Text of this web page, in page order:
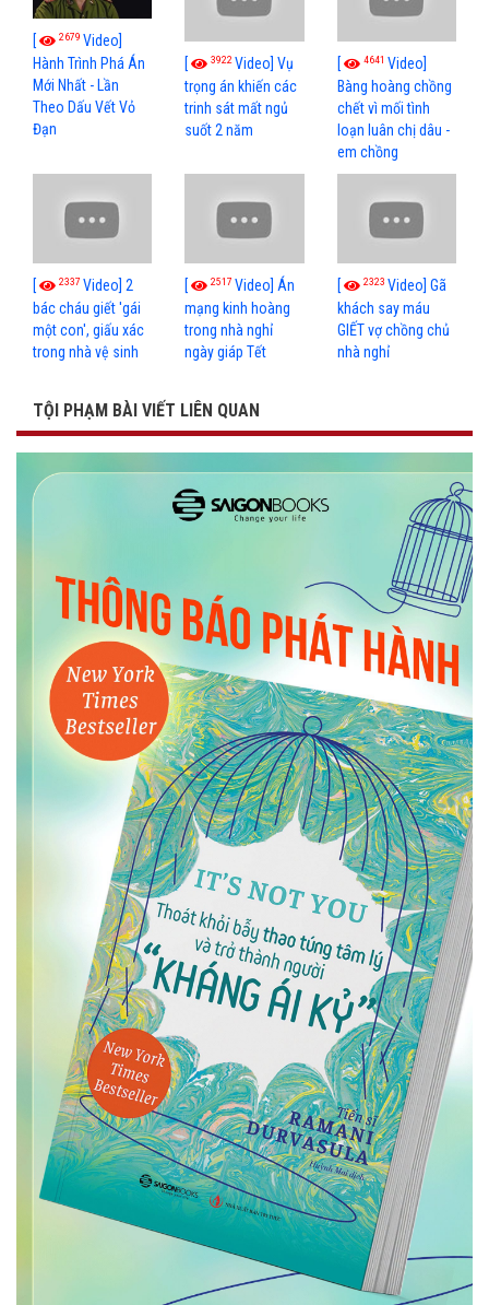
[ 2679 Video]
Hành Trình Phá Án
Mới Nhất - Lần
Theo Dấu Vết Vỏ
Đạn
[ 3922Video] Vụ
trọng án khiến các
trinh sát mất ngủ
suốt 2 năm
[ 4641 Video]
Bàng hoàng chồng
chết vì mối tình
loạn luân chị dâu -
em chồng
[ 2337 Video] 2
bác cháu giết 'gái
một con', giấu xác
trong nhà vệ sinh
[ 2517Video] Án
mạng kinh hoàng
trong nhà nghỉ
ngày giáp Tết
[ 2323 Video] Gã
khách say máu
GIẾT vợ chồng chủ
nhà nghỉ
TỘI PHẠM BÀI VIẾT LIÊN QUAN